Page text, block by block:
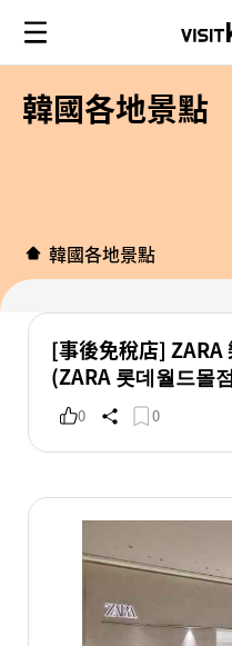
韓國各地景點
韓國各地景點
[事後免稅店]
(ZARA 롯데월드몰
0 0